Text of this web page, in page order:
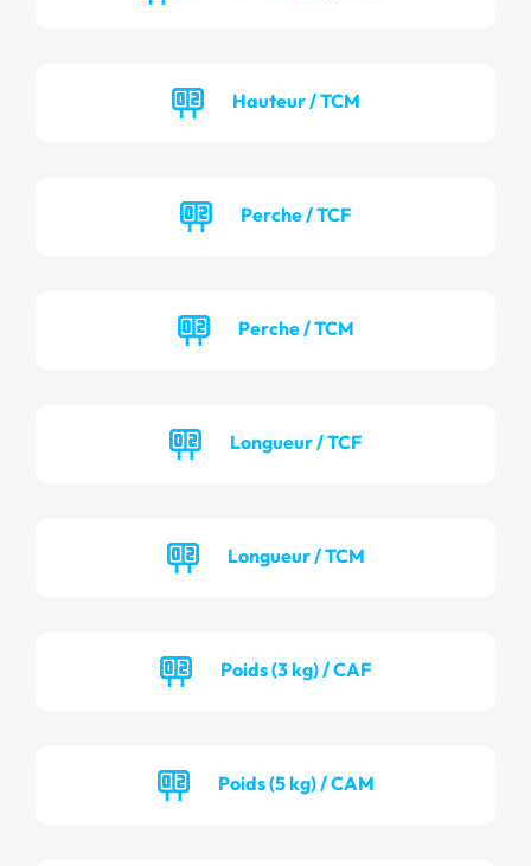
Hauteur / TCM
Perche / TCF
Perche / TCM
Longueur / TCF
Longueur / TCM
Poids (3 kg) / CAF
Poids (5 kg) / CAM